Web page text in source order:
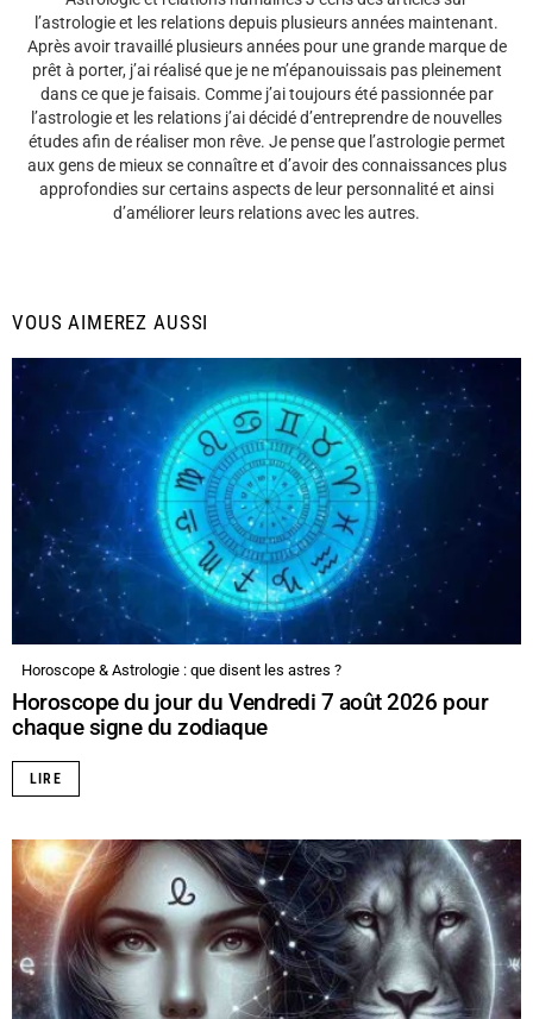
l’astrologie et les relations depuis plusieurs années maintenant.
Après avoir travaillé plusieurs années pour une grande marque de
prêt à porter, j’ai réalisé que je ne m’épanouissais pas pleinement
dans ce que je faisais. Comme j’ai toujours été passionnée par
l’astrologie et les relations j’ai décidé d’entreprendre de nouvelles
études afin de réaliser mon rêve. Je pense que l’astrologie permet
aux gens de mieux se connaître et d’avoir des connaissances plus
approfondies sur certains aspects de leur personnalité et ainsi
d’améliorer leurs relations avec les autres.
VOUS AIMEREZ AUSSI
Horoscope & Astrologie : que disent les astres ?
Horoscope du jour du Vendredi 7 août 2026 pour
chaque signe du zodiaque
LIRE